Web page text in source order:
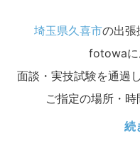
埼玉県久喜市の出張
fotowaに
面談・実技試験を通過
ご指定の場所・時
続